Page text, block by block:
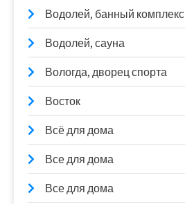
Водолей, банный комплекс
Водолей, сауна
Вологда, дворец спорта
Восток
Всё для дома
Все для дома
Все для дома